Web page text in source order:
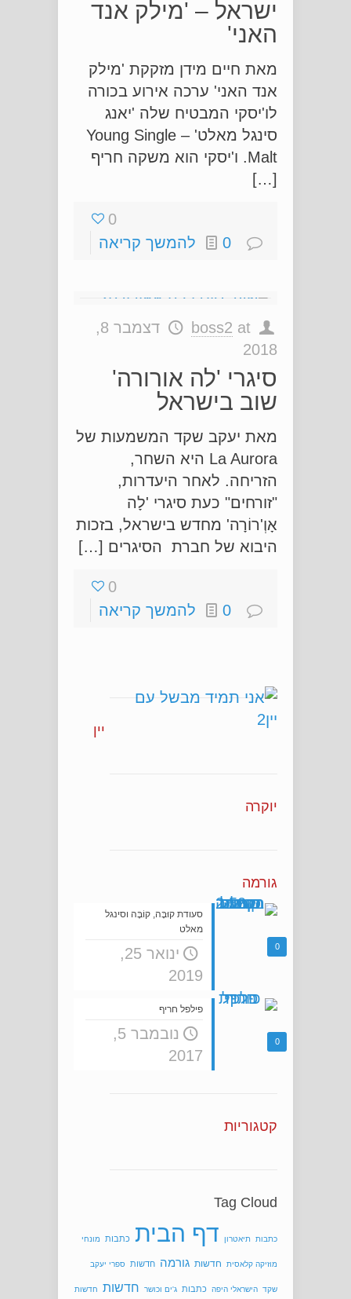
ישראל – 'מילק אנד
האני'
מאת חיים מידן מזקקת 'מילק
אנד האני' ערכה אירוע בכורה
לו'יסקי המבטיח שלה 'יאנג
סינגל מאלט' – Young Single
Malt. ו'יסקי הוא משקה חריף
[…]
0
0
להמשך קריאה
boss2 at
דצמבר 8,
2018
סיגרי 'לה אורורה'
שוב בישראל
מאת יעקב שקד המשמעות של
La Aurora היא השחר,
הזריחה. לאחר היעדרות,
"זורחים" כעת סיגרי 'לָה
אָוְ'רוֹרָה' מחדש בישראל, בזכות
היבוא של חברת הסיגרים […]
0
0
להמשך קריאה
יין
יוקרה
גורמה
0
סעודת קוּבָּה, קוֹבֶּה וסינגל
מאלט
ינואר 25,
2019
0
פילפל חריף
נובמבר 5,
2017
קטגוריות
Tag Cloud
כתבות תיאטרון דף הבית כתבות מונחי
מוזיקה קלאסית חדשות גורמה חדשות ספרי יעקב
שקד הישראלי היפה כתבות ג'ים וכושר חדשות חדשות